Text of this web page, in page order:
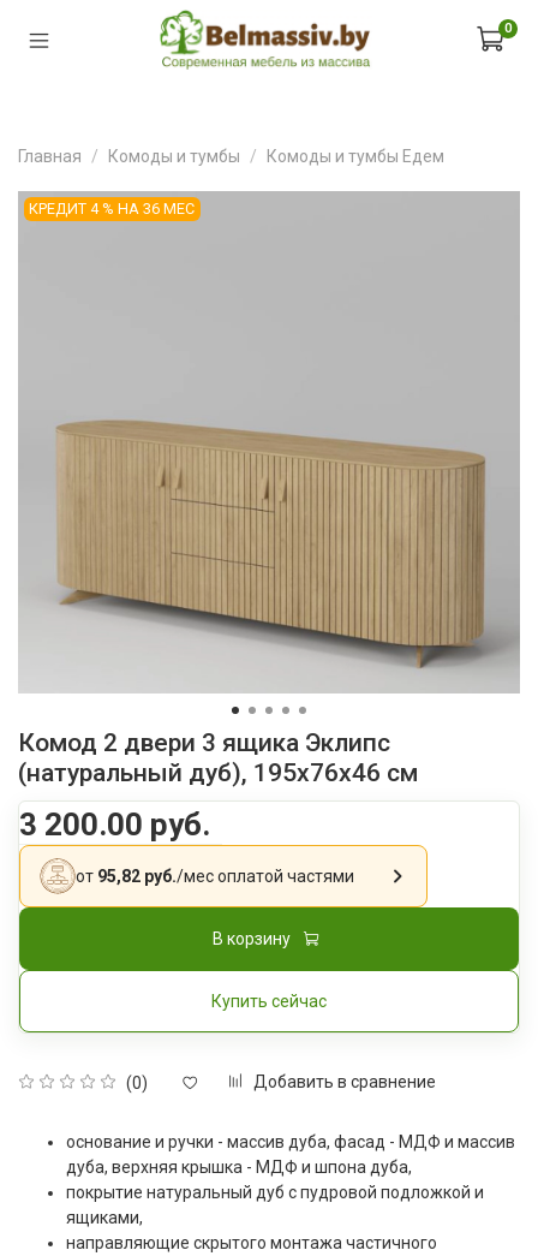
0
Главная Комоды и тумбы Комоды и тумбы Едем
КРЕДИТ 4 % НА 36 МЕС
Комод 2 двери 3 ящика Эклипс
(натуральный дуб), 195x76x46 см
(0) Добавить в сравнение
3 200.00 руб.
от 95,82 руб./месоплатой частями
В корзину
Купить сейчас
основание и ручки - массив дуба, фасад - МДФ и массив
дуба, верхняя крышка - МДФ и шпона дуба,
покрытие натуральный дуб с пудровой подложкой и
ящиками,
направляющие скрытого монтажа частичного